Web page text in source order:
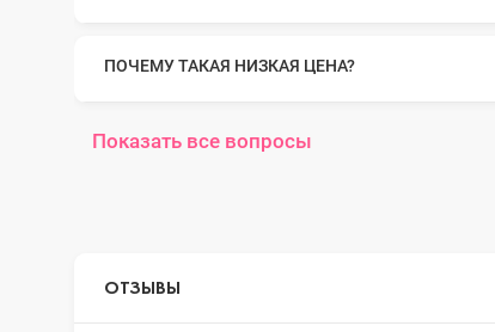
iPhone 14
ПОЧЕМУ ТАКАЯ НИЗКАЯ ЦЕНА?
Показать все вопросы
ОТЗЫВЫ